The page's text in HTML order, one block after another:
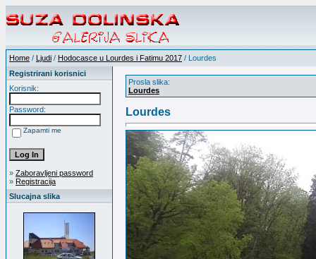
Home / Ljudi / Hodocasce u Lourdes i Fatimu 2017 / Lourdes
Registrirani korisnici
Korisnik:
Password:
Zapamti me
» Zaboravljeni password
» Registracija
Slucajna slika
Prosla slika:
Lourdes
Lourdes